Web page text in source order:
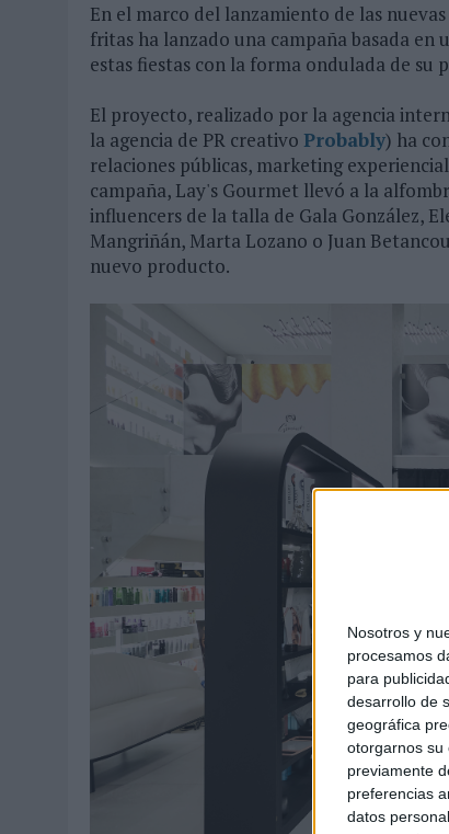
Nosotros y
procesamos
para
desarrollo de
geográfica
otorgarnos su
previamente
preferencias
datos
En el marco del lanzamiento de las nuevas
fritas ha lanzado una campaña basada
estas fiestas con la forma ondulada de su
El proyecto, realizado por la agencia
la agencia de PR creativo Probably) ha
relaciones públicas, marketing
campaña, Lay's Gourmet llevó a la
influencers de la talla de Gala González,
Mangriñán, Marta Lozano o Juan
nuevo producto.